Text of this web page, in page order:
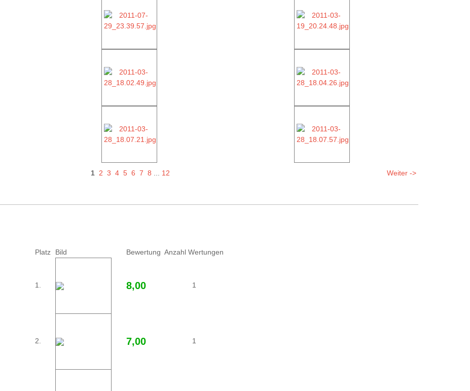
1 2 3 4 5 6 7 8 12 Weiter ->
Platz Bild Bewertung Anzahl Wertungen
1. 8,00 1
2. 7,00 1